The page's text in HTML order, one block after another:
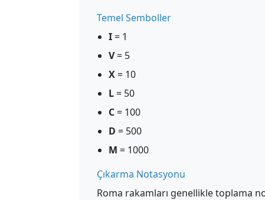
Temel Semboller
I= 1
V= 5
X= 10
L= 50
C= 100
D = 500
M = 1000
Çıkarma Notasyonu
Roma rakamları genellikle toplama